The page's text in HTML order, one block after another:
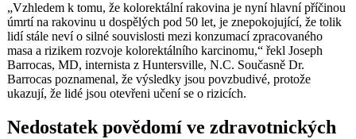
„Vzhledem k tomu, že kolorektální rakovina je nyní hlavní příčinou
úmrtí na rakovinu u dospělých pod 50 let, je znepokojující, že tolik
lidí stále neví o silné souvislosti mezi konzumací zpracovaného
masa a rizikem rozvoje kolorektálního karcinomu,“ řekl Joseph
Barrocas, MD, internista z Huntersville, N.C. Současně Dr.
Barrocas poznamenal, že výsledky jsou povzbudivé, protože
ukazují, že lidé jsou otevřeni učení se o rizicích.
Nedostatek povědomí ve zdravotnických